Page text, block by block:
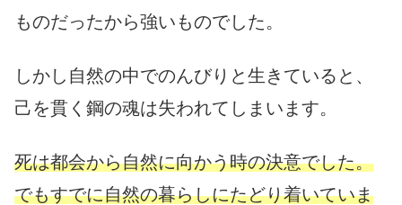
ものだったから強いものでした。
しかし自然の中でのんびりと生きていると、
己を貫く鋼の魂は失われてしまいます。
死は都会から自然に向かう時の決意でした。
でもすでに自然の暮らしにたどり着いていま